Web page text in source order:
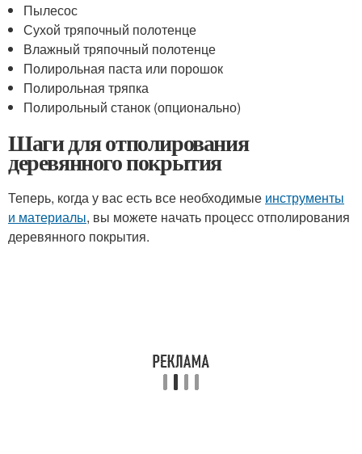
Пылесос
Сухой тряпочный полотенце
Влажный тряпочный полотенце
Полирольная паста или порошок
Полирольная тряпка
Полирольный станок (опционально)
Шаги для отполирования
деревянного покрытия
Теперь, когда у вас есть все необходимые инструменты
и материалы, вы можете начать процесс отполирования
деревянного покрытия.